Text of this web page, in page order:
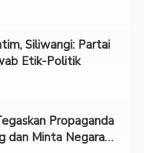
Siliwangi: Partai
Etik-Politik
Propaganda
dan Minta Negara